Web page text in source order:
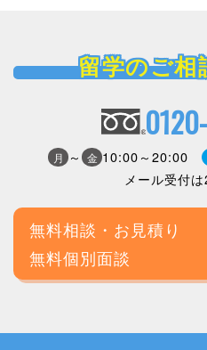
留学のご
月 ～ 金 10:00～20:00
メール受付
無料相談・お見積り
無料個別面談